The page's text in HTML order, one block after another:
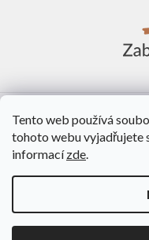
Tento web používá
tohoto webu vyjadřujete
informacízde.
O nás